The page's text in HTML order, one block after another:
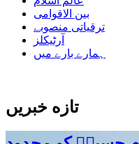
بین الاقوامی
ترقیاتی منصوبے
آرٹیکلز
ہمارے بارے میں
تازه خبریں